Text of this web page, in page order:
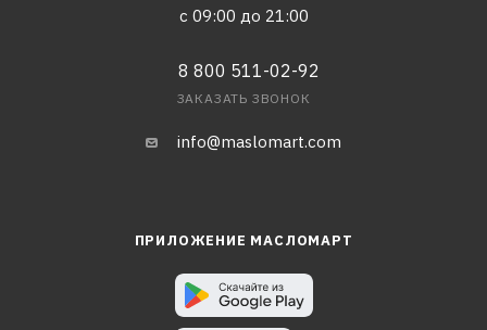
с 09:00 до 21:00
8 800 511-02-92
ЗАКАЗАТЬ ЗВОНОК
info@maslomart.com
ПРИЛОЖЕНИЕ МАСЛОМАРТ